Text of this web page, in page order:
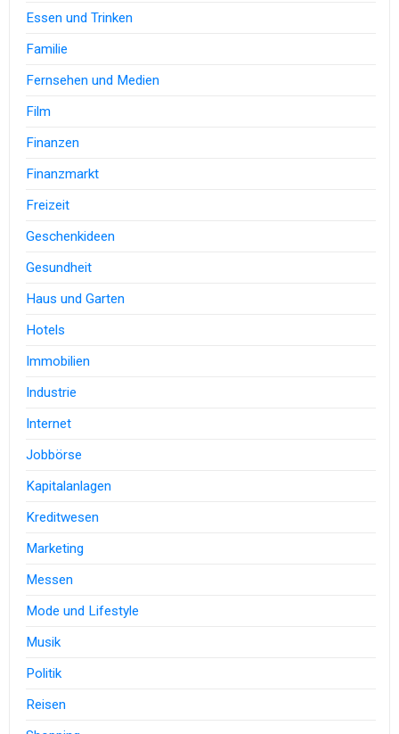
Essen und Trinken
Familie
Fernsehen und Medien
Film
Finanzen
Finanzmarkt
Freizeit
Geschenkideen
Gesundheit
Haus und Garten
Hotels
Immobilien
Industrie
Internet
Jobbörse
Kapitalanlagen
Kreditwesen
Marketing
Messen
Mode und Lifestyle
Musik
Politik
Reisen